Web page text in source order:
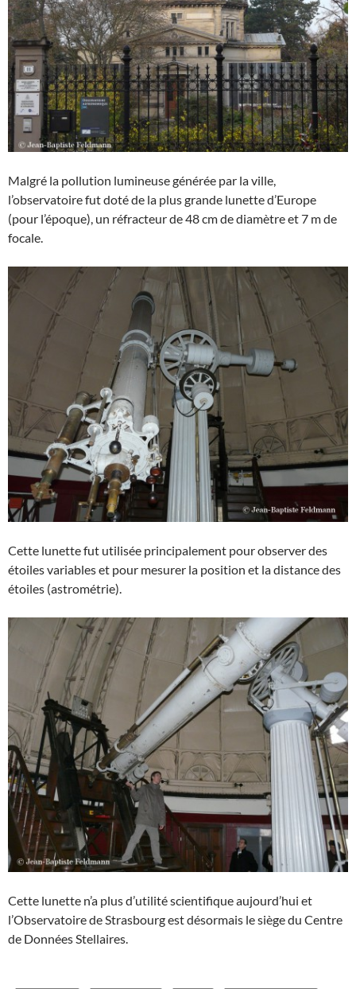
Malgré la pollution lumineuse générée par la ville,
l’observatoire fut doté de la plus grande lunette d’Europe
(pour l’époque), un réfracteur de 48 cm de diamètre et 7 m de
focale.
Cette lunette fut utilisée principalement pour observer des
étoiles variables et pour mesurer la position et la distance des
étoiles (astrométrie).
Cette lunette n’a plus d’utilité scientifique aujourd’hui et
l’Observatoire de Strasbourg est désormais le siège du Centre
de Données Stellaires.